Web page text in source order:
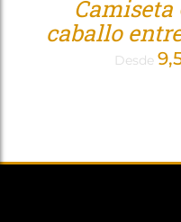
Camiseta
caballo
Desde